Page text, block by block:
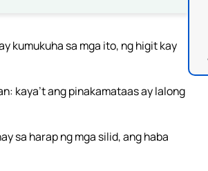
kumukuha sa mga ito, ng higit kay
kaya’t ang pinakamataas ay lalong
sa harap ng mga silid, ang haba